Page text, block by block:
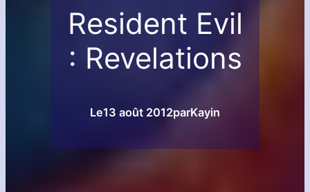
Resident Evil
: Revelations
Le13 août 2012parKayin